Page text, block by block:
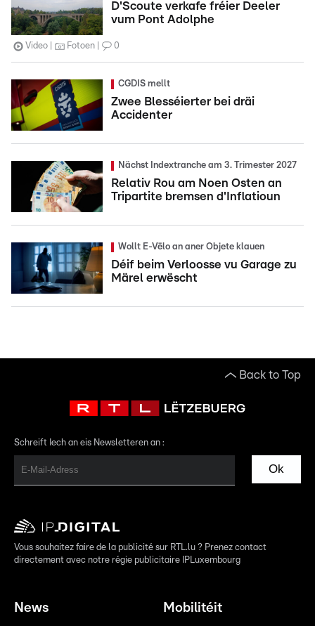
D'Scoute verkafe fréier Deeler
vum Pont Adolphe
Video Fotoen 0
CGDIS mellt
Zwee Blesséierter bei dräi
Accidenter
Nächst Indextranche am 3. Trimester 2027
Relativ Rou am Noen Osten an
Tripartite bremsen d'Inflatioun
Wollt E-Vëlo an aner Objete klauen
Déif beim Verloosse vu Garage zu
Märel erwëscht
Back to Top
Schreift Iech an eis Newsletteren an :
Ok
Vous souhaitez faire de la publicité sur RTL.lu ? Prenez contact
directement avec notre régie publicitaire IPLuxembourg
News Mobilitéit